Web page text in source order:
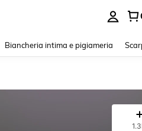
Biancheria intima e pigiameria